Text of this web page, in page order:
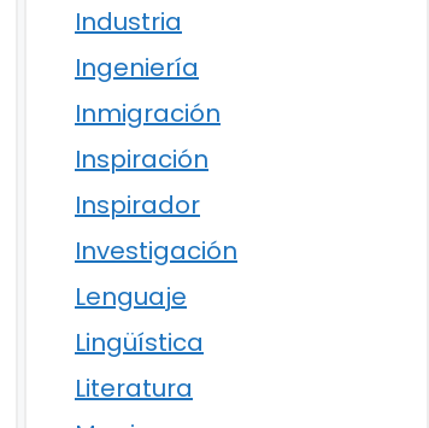
Industria
Ingeniería
Inmigración
Inspiración
Inspirador
Investigación
Lenguaje
Lingüística
Literatura